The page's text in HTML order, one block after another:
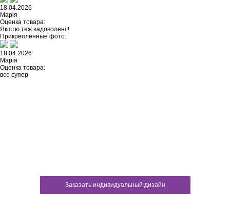
18.04.2026
Марія
Оценка товара:
Якістю теж задоволені!!
Прикрепленные фото:
18.04.2026
Марія
Оценка товара:
все супер
Заказать индивидуальный дизайн